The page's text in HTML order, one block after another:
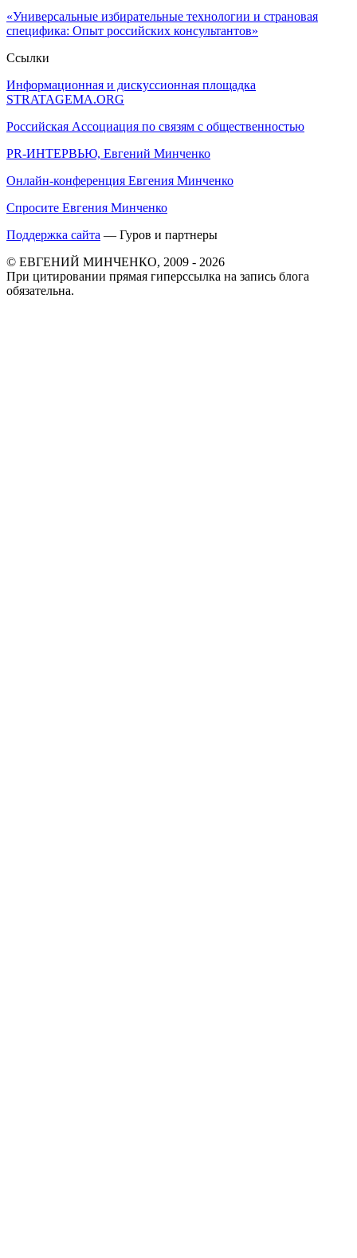
«Универсальные избирательные технологии и страновая
специфика: Опыт российских консультантов»
Ссылки
Информационная и дискуссионная площадка
STRATAGEMA.ORG
Российская Ассоциация по связям с общественностью
PR-ИНТЕРВЬЮ, Евгений Минченко
Онлайн-конференция Евгения Минченко
Спросите Евгения Минченко
Поддержка сайта — Гуров и партнеры
© ЕВГЕНИЙ МИНЧЕНКО, 2009 - 2026
При цитировании прямая гиперссылка на запись блога
обязательна.